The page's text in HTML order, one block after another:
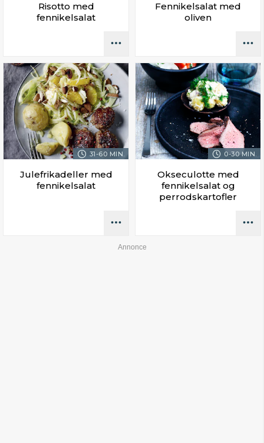
Risotto med
fennikelsalat
Fennikelsalat med
oliven
31-60 MIN.
Julefrikadeller med
fennikelsalat
0-30 MIN.
Okseculotte med
fennikelsalat og
perrodskartofler